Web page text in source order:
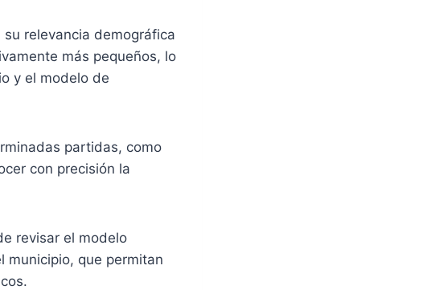
relevancia demográfica
más pequeños, lo
y el modelo de
partidas, como
con precisión la
revisar el modelo
municipio, que permitan